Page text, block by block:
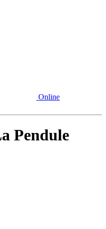
Online
Pendule